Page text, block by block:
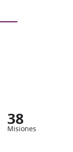
38
Misiones